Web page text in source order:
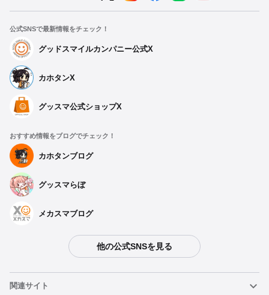
公式SNSで最新情報をチェック！
グッドスマイルカンパニー公式X
カホタンX
グッスマ公式ショップX
おすすめ情報をブログでチェック！
カホタンブログ
グッスマらぼ
メカスマブログ
他の公式SNSを見る
関連サイト